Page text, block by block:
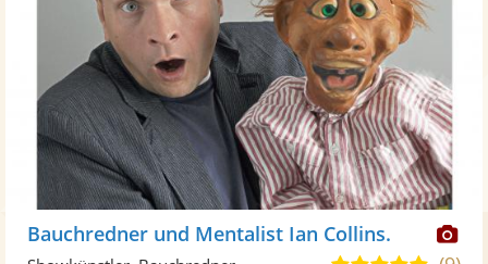
Bauchredner und Mentalist Ian Collins.